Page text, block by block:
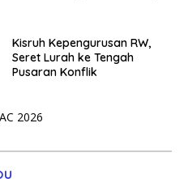
Kisruh Kepengurusan RW,
Seret Lurah ke Tengah
Pusaran Konflik